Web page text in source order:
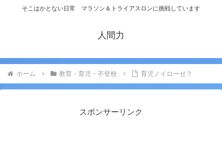
そこはかとない日常 マラソン＆トライアスロンに挑戦しています
人間力
ホーム 教育・育児・不登校 育児ノイローゼ？
スポンサーリンク